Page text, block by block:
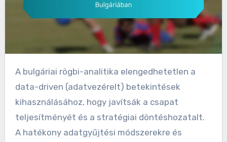
A bulgáriai rögbi-analitika elengedhetetlen a
data-driven (adatvezérelt) betekintések
kihasználásához, hogy javítsák a csapat
teljesítményét és a stratégiai döntéshozatalt.
A hatékony adatgyűjtési módszerekre és